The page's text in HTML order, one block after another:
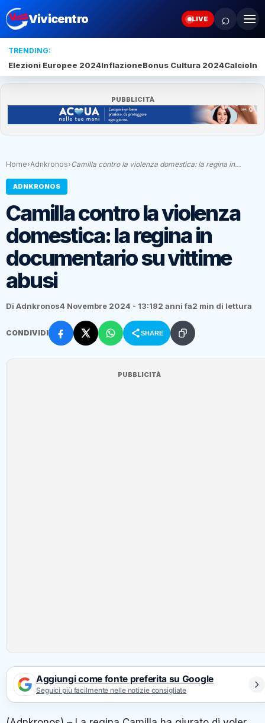
Vivicentro LIVE ⌕
TRENDING:
Elezioni Europee 2024InflazioneBonus Cultura 2024Calcio
PUBBLICITÀ
Home›Adnkronos›Camilla contro la violenza domestica: la regina in…
ADNKRONOS
Camilla contro la violenza
domestica: la regina in
documentario su vittime
abusi
Di Adnkronos4 Novembre 2024 - 13:182 anni fa2 min di lettura
CONDIVIDI SHARE
PUBBLICITÀ
Aggiungi come fonte preferita su Google
Seguici più facilmente nelle notizie consigliate